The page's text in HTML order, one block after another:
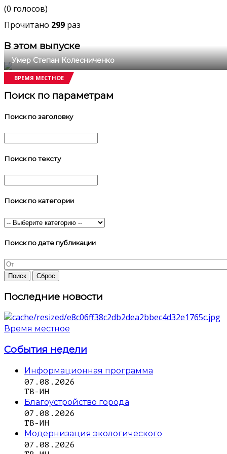
(0 голосов)
Прочитано 299 раз
В этом выпуске
Умер Степан Колесниченко
ВРЕМЯ МЕСТНОЕ
Поиск по параметрам
Поиск по заголовку
Поиск по тексту
Поиск по категории
Поиск по дате публикации
Последние новости
Время местное
События недели
Информационная программа
07.08.2026
ТВ-ИН
Благоустройство города
07.08.2026
ТВ-ИН
Модернизация экологического
07.08.2026